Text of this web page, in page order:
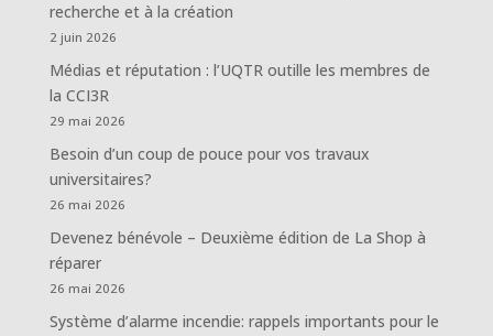
recherche et à la création
2 juin 2026
Médias et réputation : l’UQTR outille les membres de
la CCI3R
29 mai 2026
Besoin d’un coup de pouce pour vos travaux
universitaires?
26 mai 2026
Devenez bénévole – Deuxième édition de La Shop à
réparer
26 mai 2026
Système d’alarme incendie: rappels importants pour le